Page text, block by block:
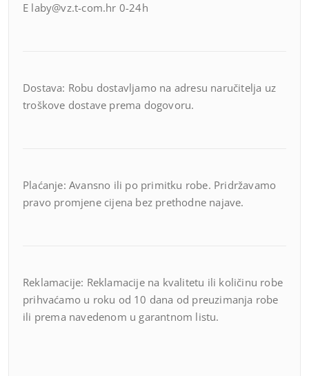
E laby@vz.t-com.hr 0-24h
Dostava: Robu dostavljamo na adresu naručitelja uz
troškove dostave prema dogovoru.
Plaćanje: Avansno ili po primitku robe. Pridržavamo
pravo promjene cijena bez prethodne najave.
Reklamacije: Reklamacije na kvalitetu ili količinu robe
prihvaćamo u roku od 10 dana od preuzimanja robe
ili prema navedenom u garantnom listu.